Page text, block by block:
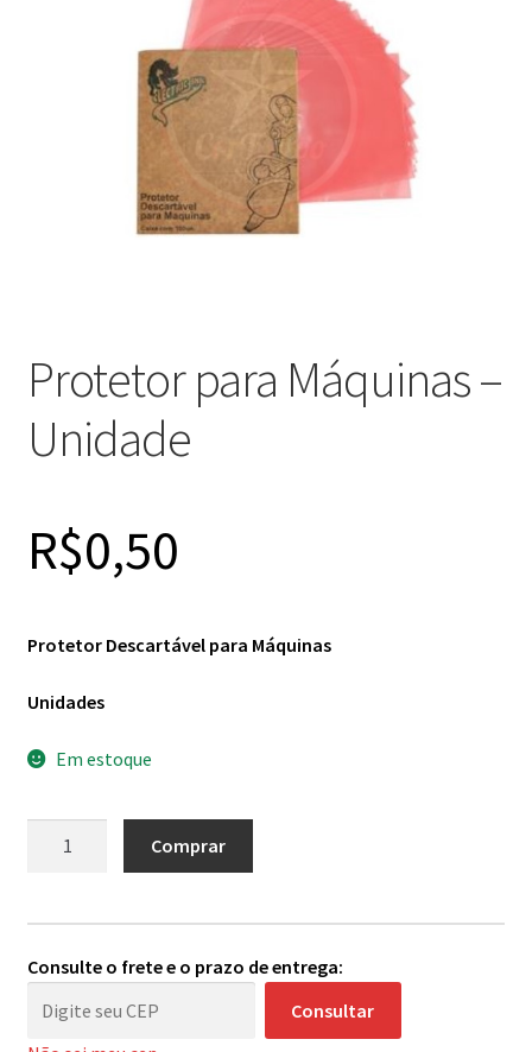
Protetor para Máquinas –
Unidade
R$0,50
Protetor Descartável para Máquinas
Unidades
Em estoque
-
quantidade
Comprar
Consulte o frete e o prazo de entrega:
Consultar